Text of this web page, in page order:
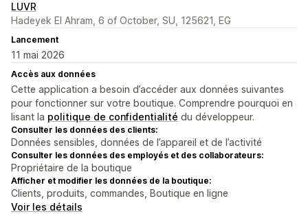
LUVR
Hadeyek El Ahram, 6 of October, SU, 125621, EG
Lancement
11 mai 2026
Accès aux données
Cette application a besoin d’accéder aux données suivantes
pour fonctionner sur votre boutique. Comprendre pourquoi en
lisant la politique de confidentialité du développeur.
Consulter les données des clients:
Données sensibles, données de l’appareil et de l’activité
Consulter les données des employés et des collaborateurs:
Propriétaire de la boutique
Afficher et modifier les données de la boutique:
Clients, produits, commandes, Boutique en ligne
Voir les détails